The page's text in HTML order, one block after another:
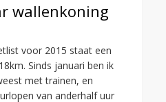
wallenkoning
voor 2015 staat een
Sinds januari ben ik
met trainen, en
van anderhalf uur